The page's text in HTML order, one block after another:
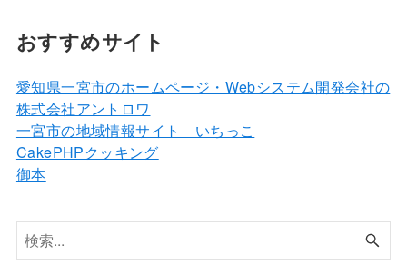
おすすめサイト
愛知県一宮市のホームページ・Webシステム開発会社の
株式会社アントロワ
一宮市の地域情報サイト いちっこ
CakePHPクッキング
御本